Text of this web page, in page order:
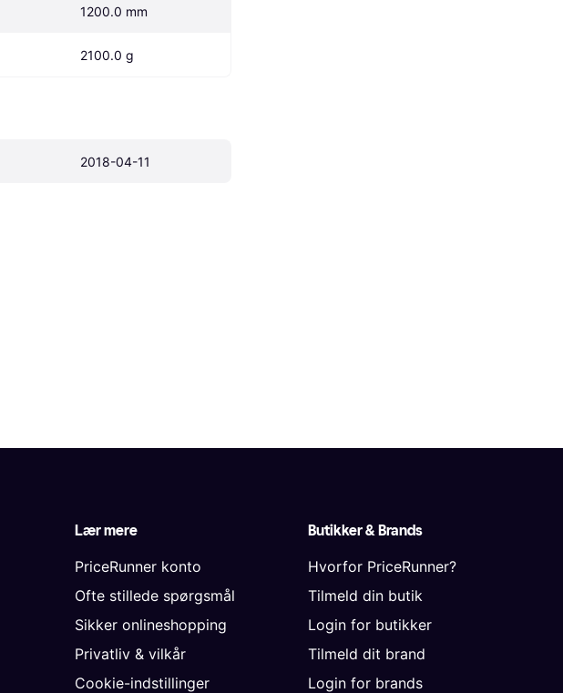
1200.0 mm
2100.0 g
2018-04-11
Lær mere
PriceRunner konto
Ofte stillede spørgsmål
Sikker onlineshopping
Privatliv & vilkår
Cookie-indstillinger
Butikker & Brands
Hvorfor PriceRunner?
Tilmeld din butik
Login for butikker
Tilmeld dit brand
Login for brands